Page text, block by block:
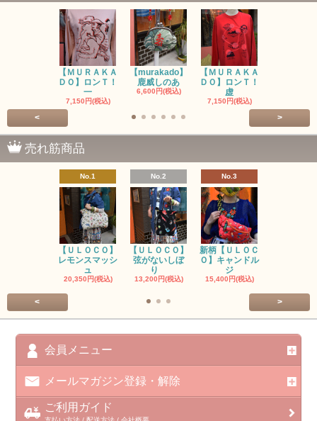
【ＭＵＲＡＫＡ
ＤＯ】ロンＴ！
一
7,150円(税込)
【murakado】
鹿威しのあ
6,600円(税込)
【ＭＵＲＡＫＡ
ＤＯ】ロンＴ！
虚
7,150円(税込)
< >
売れ筋商品
No.1
【ＵＬＯＣＯ】
レモンスマッシ
ュ
20,350円(税込)
No.2
【ＵＬＯＣＯ】
弦がないしぼ
り
13,200円(税込)
No.3
新柄【ＵＬＯＣ
Ｏ】キャンドル
ジ
15,400円(税込)
< >
会員メニュー
メールマガジン登録・解除
ご利用ガイド